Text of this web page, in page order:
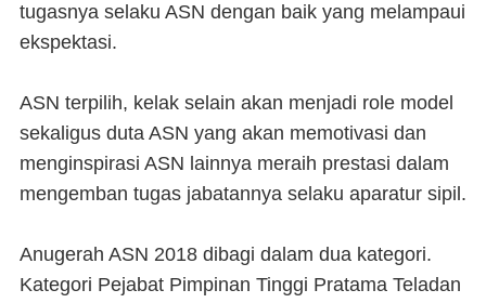
tugasnya selaku ASN dengan baik yang melampaui
ekspektasi.
ASN terpilih, kelak selain akan menjadi role model
sekaligus duta ASN yang akan memotivasi dan
menginspirasi ASN lainnya meraih prestasi dalam
mengemban tugas jabatannya selaku aparatur sipil.
Anugerah ASN 2018 dibagi dalam dua kategori.
Kategori Pejabat Pimpinan Tinggi Pratama Teladan